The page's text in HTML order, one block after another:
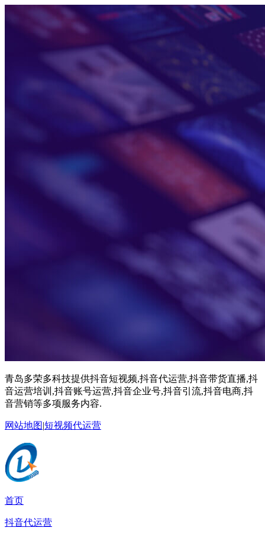
青岛多荣多科技提供抖音短视频,抖音代运营,抖音带货直播,抖
音运营培训,抖音账号运营,抖音企业号,抖音引流,抖音电商,抖
音营销等多项服务内容.
网站地图|短视频代运营
首页
抖音代运营